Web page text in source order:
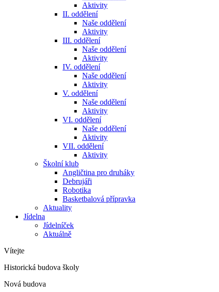
Aktivity
II. oddělení
Naše oddělení
Aktivity
III. oddělení
Naše oddělení
Aktivity
IV. oddělení
Naše oddělení
Aktivity
V. oddělení
Naše oddělení
Aktivity
VI. oddělení
Naše oddělení
Aktivity
VII. oddělení
Aktivity
Školní klub
Angličtina pro druháky
Debrujáři
Robotika
Basketbalová přípravka
Aktuality
Jídelna
Jídelníček
Aktuálně
Vítejte
Historická budova školy
Nová budova